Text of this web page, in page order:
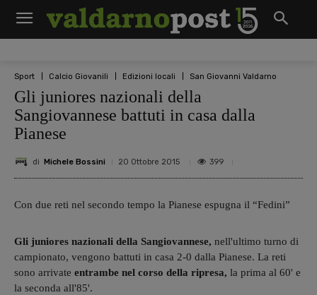
Sport Calcio Giovanili Edizioni locali San Giovanni Valdarno
Gli juniores nazionali della
Sangiovannese battuti in casa dalla
Pianese
di Michele Bossini 20 Ottobre 2015 399
Con due reti nel secondo tempo la Pianese espugna il “Fedini”
Gli juniores nazionali della Sangiovannese, nell'ultimo turno di
campionato, vengono battuti in casa 2-0 dalla Pianese. La reti
sono arrivate entrambe nel corso della ripresa, la prima al 60' e
la seconda all'85'.